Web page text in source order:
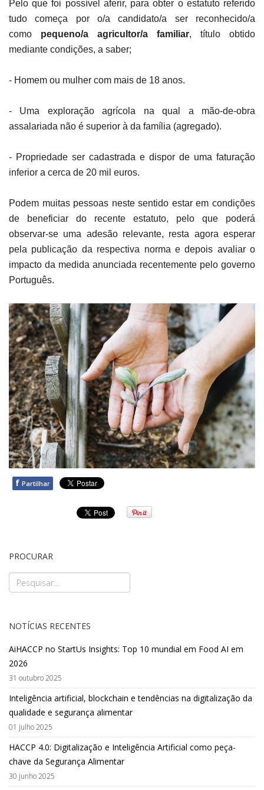
Pelo que foi possível aferir, para obter o estatuto referido
tudo começa por o/a candidato/a ser reconhecido/a
como pequeno/a agricultor/a familiar, título obtido
mediante condições, a saber;
- Homem ou mulher com mais de 18 anos.
- Uma exploração agrícola na qual a mão-de-obra
assalariada não é superior à da família (agregado).
- Propriedade ser cadastrada e dispor de uma faturação
inferior a cerca de 20 mil euros.
Podem muitas pessoas neste sentido estar em condições
de beneficiar do recente estatuto, pelo que poderá
observar-se uma adesão relevante, resta agora esperar
pela publicação da respectiva norma e depois avaliar o
impacto da medida anunciada recentemente pelo governo
Português.
f Partilhar
PROCURAR
NOTÍCIAS RECENTES
AiHACCP no StartUs Insights: Top 10 mundial em Food AI em
2026
31 outubro 2025
Inteligência artificial, blockchain e tendências na digitalização da
qualidade e segurança alimentar
01 julho 2025
HACCP 4.0: Digitalização e Inteligência Artificial como peça-
chave da Segurança Alimentar
30 junho 2025